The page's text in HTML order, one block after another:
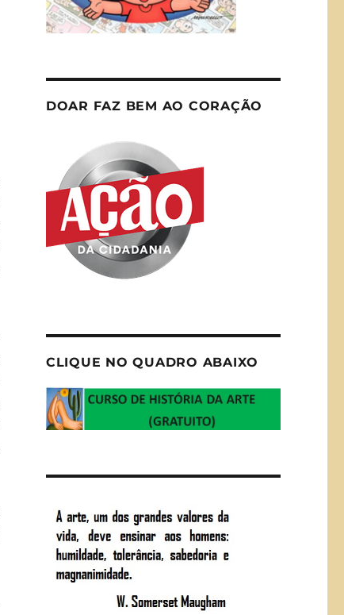
DOAR FAZ BEM AO CORAÇÃO
CLIQUE NO QUADRO ABAIXO